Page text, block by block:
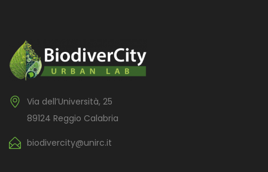
Via dell’Università, 25
89124 Reggio Calabria
biodivercity@unirc.it